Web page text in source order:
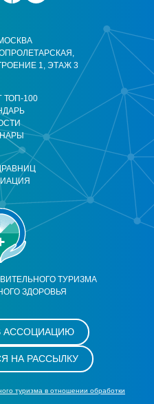
ТУРИЗМА
ЗДОРОВЬЯ
ТОП-100
МОСКВА
1, ЭТАЖ 3
АССОЦИАЦИЮ
НА РАССЫЛКУ
туризма в отношении обработки